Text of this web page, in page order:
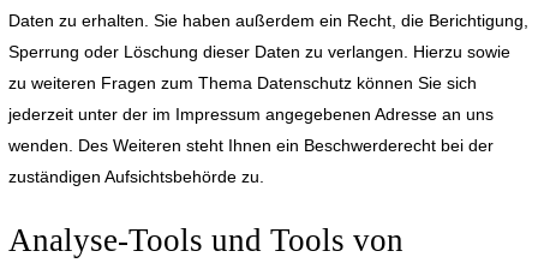
Daten zu erhalten. Sie haben außerdem ein Recht, die Berichtigung,
Sperrung oder Löschung dieser Daten zu verlangen. Hierzu sowie
zu weiteren Fragen zum Thema Datenschutz können Sie sich
jederzeit unter der im Impressum angegebenen Adresse an uns
wenden. Des Weiteren steht Ihnen ein Beschwerderecht bei der
zuständigen Aufsichtsbehörde zu.
Analyse-Tools und Tools von